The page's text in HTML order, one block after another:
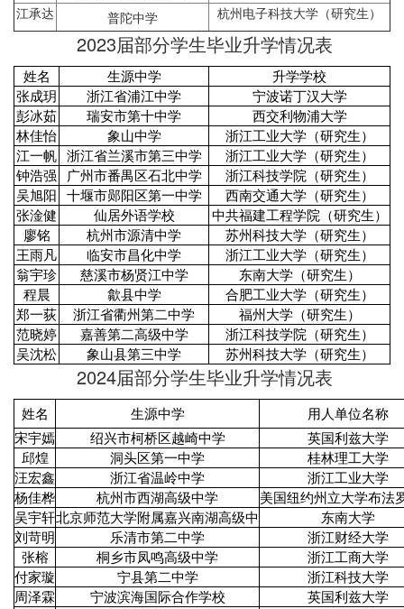
江承达
普陀中学 杭州电子科技大学（研究生）
2023届部分学生毕业升学情况表
姓名 生源中学
升学学校
张成玥
浙江省浦江中学
宁波诺丁汉大学
彭冰茹
瑞安市第十中学
西交利物浦大学
林佳怡
象山中学
浙江工业大学（研究生）
江一帆
浙江省兰溪市第三中学
浙江工业大学（研究生）
钟浩强
广州市番禺区石北中学
浙江科技学院（研究生）
吴旭阳
十堰市郧阳区第一中学
西南交通大学（研究生）
张淦健
仙居外语学校
中共福建工程学院（研究生）
廖铭
杭州市源清中学
苏州科技大学（研究生）
王雨凡
临安市昌化中学
浙江工业大学（研究生）
翁宇珍
慈溪市杨贤江中学
东南大学（研究生）
程晨
歙县中学
合肥工业大学（研究生）
郑一荻
浙江省衢州第二中学
福州大学（研究生）
范晓婷
嘉善第二高级中学
浙江科技学院（研究生）
吴沈松
象山县第三中学 苏州科技大学（研究生）
2024届部分学生毕业升学情况表
姓名 生源中学
用人单位名称
宋宇嫣
绍兴市柯桥区越崎中学
英国利兹大学
邱煌
洞头区第一中学
桂林理工大学
汪宏鑫
浙江省温岭中学
浙江工业大学
杨佳桦
杭州市西湖高级中学
美国纽约州立大学布法
吴宇轩北京师范大学附属嘉兴南湖高级中
东南大学
刘苛明
乐清市第二中学
浙江财经大学
张榕
桐乡市凤鸣高级中学
浙江工商大学
付家璇
宁县第二中学
浙江科技大学
周泽霖
宁波滨海国际合作学校
英国利兹大学